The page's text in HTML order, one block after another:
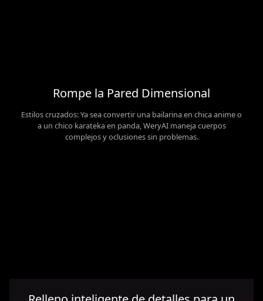
Rompe la Pared Dimensional
Estilos cruzados: Ya sea convertir una bailarina en chica anime o
a un chico karateka en panda, WeryAI maneja cuerpos
complejos y oclusiones sin problemas.